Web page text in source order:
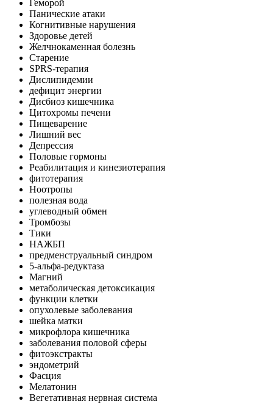
Геморой
Панические атаки
Когнитивные нарушения
Здоровье детей
Желчнокаменная болезнь
Старение
SPRS-терапия
Дислипидемии
дефицит энергии
Дисбиоз кишечника
Цитохромы печени
Пищеварение
Лишний вес
Депрессия
Половые гормоны
Реабилитация и кинезиотерапия
фитотерапия
Ноотропы
полезная вода
углеводный обмен
Тромбозы
Тики
НАЖБП
предменструальный синдром
5-альфа-редуктаза
Магний
метаболическая детоксикация
функции клетки
опухолевые заболевания
шейка матки
микрофлора кишечника
заболевания половой сферы
фитоэкстракты
эндометрий
Фасция
Мелатонин
Вегетативная нервная система